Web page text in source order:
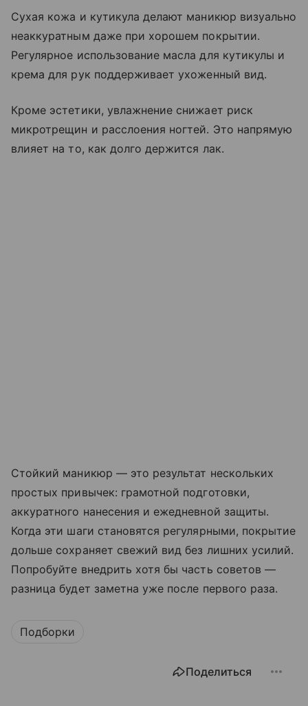
Сухая кожа и кутикула делают маникюр визуально
неаккуратным даже при хорошем покрытии.
Регулярное использование масла для кутикулы и
крема для рук поддерживает ухоженный вид.
Кроме эстетики, увлажнение снижает риск
микротрещин и расслоения ногтей. Это напрямую
влияет на то, как долго держится лак.
Стойкий маникюр — это результат нескольких
простых привычек: грамотной подготовки,
аккуратного нанесения и ежедневной защиты.
Когда эти шаги становятся регулярными, покрытие
дольше сохраняет свежий вид без лишних усилий.
Попробуйте внедрить хотя бы часть советов —
разница будет заметна уже после первого раза.
Подборки
Поделиться